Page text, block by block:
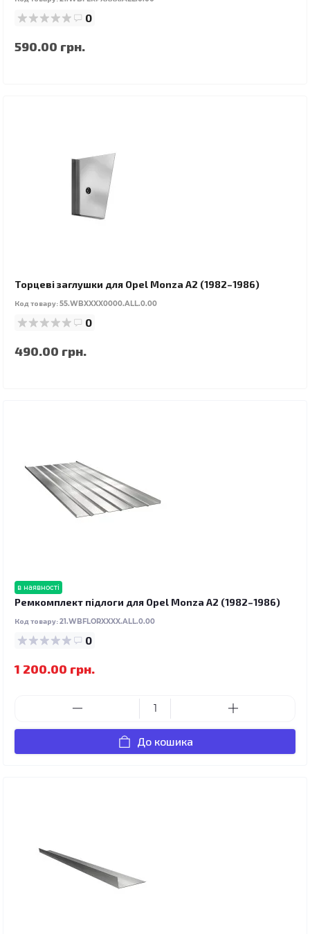
0
590.00 грн.
Торцеві заглушки для Opel Monza A2 (1982–1986)
Код товару:55.WBXXXX0000.ALL.0.00
0
490.00 грн.
в наявності
Ремкомплект підлоги для Opel Monza A2 (1982–1986)
Код товару:21.WBFLORXXXX.ALL.0.00
0
1 200.00 грн.
До кошика